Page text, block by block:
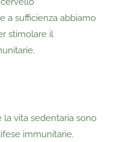
a sufficienza abbiamo
stimolare il
la vita sedentaria sono
immunitarie.